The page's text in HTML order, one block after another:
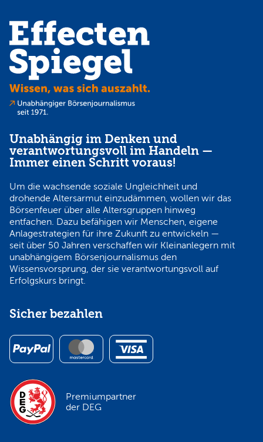
Unabhängig im Denken und
verantwortungsvoll im Handeln —
Immer einen Schritt voraus!
Um die wachsende soziale Ungleichheit und
drohende Altersarmut einzudämmen, wollen wir das
Börsenfeuer über alle Altersgruppen hinweg
entfachen. Dazu befähigen wir Menschen, eigene
Anlagestrategien für ihre Zukunft zu entwickeln —
seit über 50 Jahren verschaffen wir Kleinanlegern mit
unabhängigem Börsenjournalismus den
Wissensvorsprung, der sie verantwortungsvoll auf
Erfolgskurs bringt.
Sicher bezahlen
Premiumpartner
der DEG